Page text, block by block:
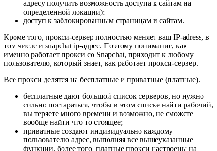
адресу получить возможность доступа к сайтам на
определенной локации);
доступ к заблокированным страницам и сайтам.
Кроме того, прокси-сервер полностью меняет ваш IP-adress, в
том числе и snapchat ip-адрес. Поэтому понимание, как
именно работает прокси со Snapchat, приходит к любому
пользователю, который знает, как работает прокси-сервер.
Все прокси делятся на бесплатные и приватные (платные).
бесплатные дают большой список серверов, но нужно
сильно постараться, чтобы в этом списке найти рабочий,
вы теряете много времени и возможно, не сможете
вообще найти что то стоящее;
приватные создают индивидуально каждому
пользователю адрес, выполняя все вышеуказанные
функции, более того, платные прокси настроены на